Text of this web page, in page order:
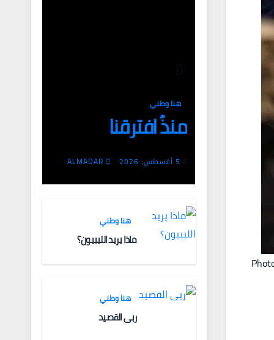
هنا وطني
منذُ افترقنا
5 أغسطس، 2026 ALMADAR
هنا وطني
ماذا يريد الليبيون؟
هنا وطني
ربى القصيد